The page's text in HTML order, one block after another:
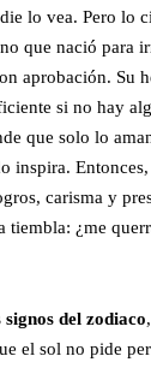
lo vea. Pero lo
que nació para
aprobación. Su
si no hay
que solo lo
inspira.
carisma y
tiembla: ¿me
signos del zodiaco
el sol no pide